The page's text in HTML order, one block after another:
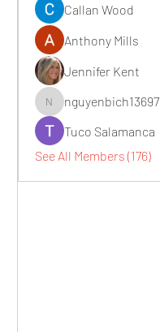
Callan Wood
Anthony Mills
Jennifer Kent
nguyenbich13697
nguyenbich13697
Tuco Salamanca
See All Members (176)